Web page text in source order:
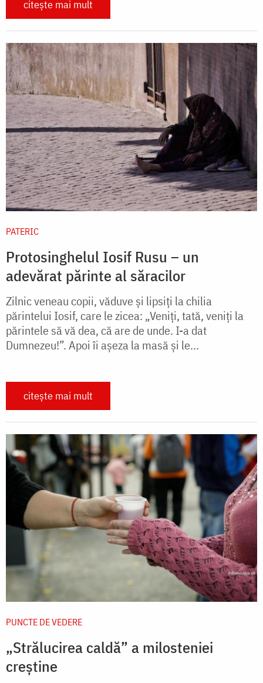
citește mai mult
PATERIC
Protosinghelul Iosif Rusu – un
adevărat părinte al săracilor
Zilnic veneau copii, văduve şi lipsiţi la chilia
părintelui Iosif, care le zicea: „Veniţi, tată, veniţi la
părintele să vă dea, că are de unde. I-a dat
Dumnezeu!”. Apoi îi aşeza la masă şi le...
citește mai mult
PUNCTE DE VEDERE
„Strălucirea caldă” a milosteniei
creștine